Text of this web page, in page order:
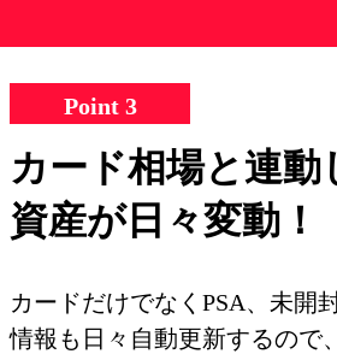
Point 3
カード相場と連動
資産が日々変動！
カードだけでなくPSA、未開
情報も日々自動更新するので